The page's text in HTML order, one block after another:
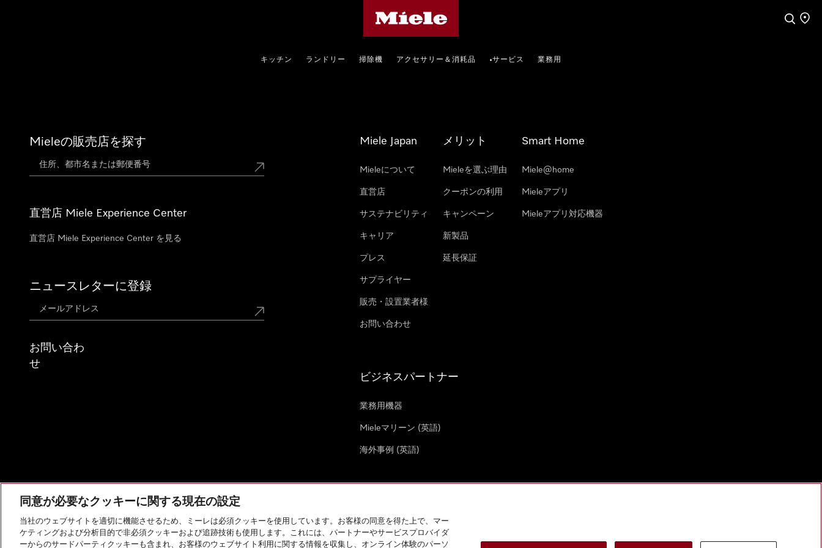
検索 店舗
キッチン ランドリー 掃除機 アクセサリー＆消耗品 •サービス 業務用
Mieleの販売店を探す
直営店 Miele Experience Center
直営店 Miele Experience Center を見る
ニュースレターに登録
お問い合わ
せ
Miele Japan
Mieleについて
直営店
サステナビリティ
キャリア
プレス
サプライヤー
販売・設置業者様
お問い合わせ
メリット
Mieleを選ぶ理由
クーポンの利用
キャンペーン
新製品
延長保証
Smart Home
Miele@home
Mieleアプリ
Mieleアプリ対応機器
ビジネスパートナー
業務用機器
Mieleマリーン (英語)
海外事例 (英語)
会社概要 法的通知 個人情報保護方針 利用規約
クッキー設定
同意が必要なクッキーに関する現在の設定
当社のウェブサイトを適切に機能させるため、ミーレは必須クッキーを使用しています。お客様の同意を得た上で、マー
ケティングおよび分析目的で非必須クッキーおよび追跡技術も使用します。これには、パートナーやサービスプロバイダ
ーからのサードパーティクッキーも含まれ、お客様のウェブサイト利用に関する情報を収集し、オンライン体験のパーソ